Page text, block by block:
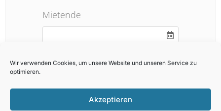
Wir verwenden Cookies, um unsere Website und unseren Service zu
optimieren.
Akzeptieren
Mietende
um 19 : 00